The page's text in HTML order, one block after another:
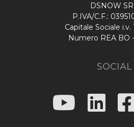
DSNOW
P.IVA/C.F.:
Capitale Sociale
Numero REA BO
SOCIAL